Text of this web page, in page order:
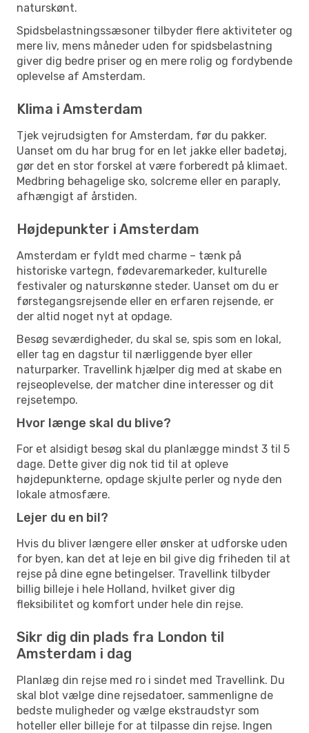
naturskønt.
Spidsbelastningssæsoner tilbyder flere aktiviteter og
mere liv, mens måneder uden for spidsbelastning
giver dig bedre priser og en mere rolig og fordybende
oplevelse af Amsterdam.
Klima i Amsterdam
Tjek vejrudsigten for Amsterdam, før du pakker.
Uanset om du har brug for en let jakke eller badetøj,
gør det en stor forskel at være forberedt på klimaet.
Medbring behagelige sko, solcreme eller en paraply,
afhængigt af årstiden.
Højdepunkter i Amsterdam
Amsterdam er fyldt med charme – tænk på
historiske vartegn, fødevaremarkeder, kulturelle
festivaler og naturskønne steder. Uanset om du er
førstegangsrejsende eller en erfaren rejsende, er
der altid noget nyt at opdage.
Besøg seværdigheder, du skal se, spis som en lokal,
eller tag en dagstur til nærliggende byer eller
naturparker. Travellink hjælper dig med at skabe en
rejseoplevelse, der matcher dine interesser og dit
rejsetempo.
Hvor længe skal du blive?
For et alsidigt besøg skal du planlægge mindst 3 til 5
dage. Dette giver dig nok tid til at opleve
højdepunkterne, opdage skjulte perler og nyde den
lokale atmosfære.
Lejer du en bil?
Hvis du bliver længere eller ønsker at udforske uden
for byen, kan det at leje en bil give dig friheden til at
rejse på dine egne betingelser. Travellink tilbyder
billig billeje i hele Holland, hvilket giver dig
fleksibilitet og komfort under hele din rejse.
Sikr dig din plads fra London til
Amsterdam i dag
Planlæg din rejse med ro i sindet med Travellink. Du
skal blot vælge dine rejsedatoer, sammenligne de
bedste muligheder og vælge ekstraudstyr som
hoteller eller billeje for at tilpasse din rejse. Ingen